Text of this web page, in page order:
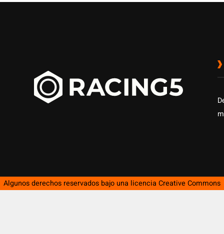
Algunos derechos reservados bajo una licencia Creative Commons